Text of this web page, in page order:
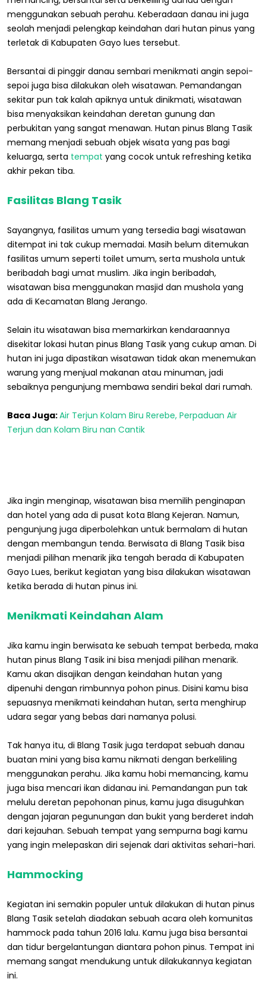
menggunakan sebuah perahu. Keberadaan danau ini juga
seolah menjadi pelengkap keindahan dari hutan pinus yang
terletak di Kabupaten Gayo lues tersebut.
Bersantai di pinggir danau sembari menikmati angin sepoi-
sepoi juga bisa dilakukan oleh wisatawan. Pemandangan
sekitar pun tak kalah apiknya untuk dinikmati, wisatawan
bisa menyaksikan keindahan deretan gunung dan
perbukitan yang sangat menawan. Hutan pinus Blang Tasik
memang menjadi sebuah objek wisata yang pas bagi
keluarga, serta tempat yang cocok untuk refreshing ketika
akhir pekan tiba.
Fasilitas Blang Tasik
Sayangnya, fasilitas umum yang tersedia bagi wisatawan
ditempat ini tak cukup memadai. Masih belum ditemukan
fasilitas umum seperti toilet umum, serta mushola untuk
beribadah bagi umat muslim. Jika ingin beribadah,
wisatawan bisa menggunakan masjid dan mushola yang
ada di Kecamatan Blang Jerango.
Selain itu wisatawan bisa memarkirkan kendaraannya
disekitar lokasi hutan pinus Blang Tasik yang cukup aman. Di
hutan ini juga dipastikan wisatawan tidak akan menemukan
warung yang menjual makanan atau minuman, jadi
sebaiknya pengunjung membawa sendiri bekal dari rumah.
Baca Juga:Air Terjun Kolam Biru Rerebe, Perpaduan Air
Terjun dan Kolam Biru nan Cantik
Jika ingin menginap, wisatawan bisa memilih penginapan
dan hotel yang ada di pusat kota Blang Kejeran. Namun,
pengunjung juga diperbolehkan untuk bermalam di hutan
dengan membangun tenda. Berwisata di Blang Tasik bisa
menjadi pilihan menarik jika tengah berada di Kabupaten
Gayo Lues, berikut kegiatan yang bisa dilakukan wisatawan
ketika berada di hutan pinus ini.
Menikmati Keindahan Alam
Jika kamu ingin berwisata ke sebuah tempat berbeda, maka
hutan pinus Blang Tasik ini bisa menjadi pilihan menarik.
Kamu akan disajikan dengan keindahan hutan yang
dipenuhi dengan rimbunnya pohon pinus. Disini kamu bisa
sepuasnya menikmati keindahan hutan, serta menghirup
udara segar yang bebas dari namanya polusi.
Tak hanya itu, di Blang Tasik juga terdapat sebuah danau
buatan mini yang bisa kamu nikmati dengan berkeliling
menggunakan perahu. Jika kamu hobi memancing, kamu
juga bisa mencari ikan didanau ini. Pemandangan pun tak
melulu deretan pepohonan pinus, kamu juga disuguhkan
dengan jajaran pegunungan dan bukit yang berderet indah
dari kejauhan. Sebuah tempat yang sempurna bagi kamu
yang ingin melepaskan diri sejenak dari aktivitas sehari-hari.
Hammocking
Kegiatan ini semakin populer untuk dilakukan di hutan pinus
Blang Tasik setelah diadakan sebuah acara oleh komunitas
hammock pada tahun 2016 lalu. Kamu juga bisa bersantai
dan tidur bergelantungan diantara pohon pinus. Tempat ini
memang sangat mendukung untuk dilakukannya kegiatan
ini.